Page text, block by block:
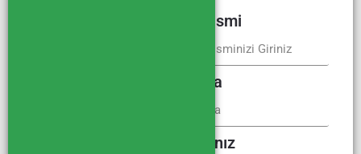
Firma İsmi
E-Posta
Mesajınız